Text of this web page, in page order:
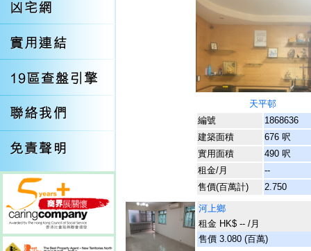
天平邨
編號
1868636
建築面積
676 呎
實用面積
490 呎
租金/月
--
售價(百萬計)
2.750
河上鄉
租金 HK$ -- /月
售價 3.080 (百萬)